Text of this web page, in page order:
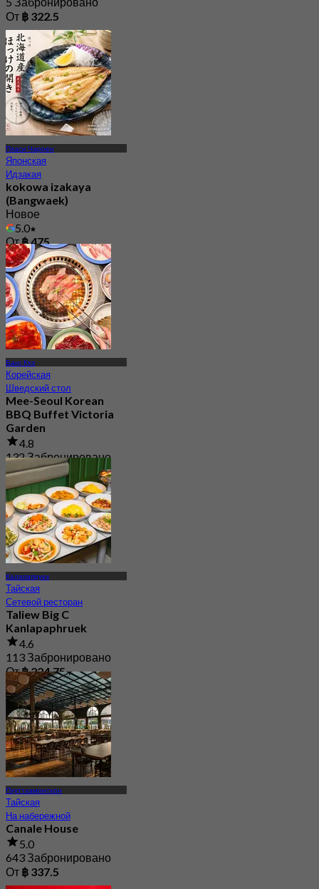
От ฿ 322.5
Пхаси Чароен
Японская
Идзакая
kokowa izakaya
(Bangwaek)
Новое
5.0
От฿ 475
Банг Кхэ
Корейская
Шведский стол
Mee-Seoul Korean
BBQ Buffet Victoria
Garden
4.8
132 Забронировано
От฿ 335
Калапапруек
Тайская
Сетевой ресторан
Taliew Big C
Kanlapaphruek
4.6
113 Забронировано
От฿ 224.75
Пхуттхамонтхон
Тайская
На набережной
Canale House
5.0
643 Забронировано
От ฿ 337.5